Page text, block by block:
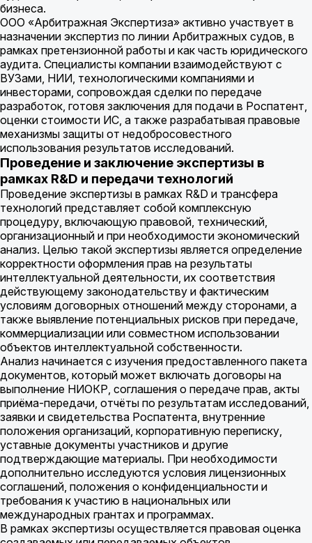
бизнеса.
ООО «Арбитражная Экспертиза» активно участвует в
назначении экспертиз по линии Арбитражных судов, в
рамках претензионной работы и как часть юридического
аудита. Специалисты компании взаимодействуют с
ВУЗами, НИИ, технологическими компаниями и
инвесторами, сопровождая сделки по передаче
разработок, готовя заключения для подачи в Роспатент,
оценки стоимости ИС, а также разрабатывая правовые
механизмы защиты от недобросовестного
использования результатов исследований.
Проведение и заключение экспертизы в
рамках R&D и передачи технологий
Проведение экспертизы в рамках R&D и трансфера
технологий представляет собой комплексную
процедуру, включающую правовой, технический,
организационный и при необходимости экономический
анализ. Целью такой экспертизы является определение
корректности оформления прав на результаты
интеллектуальной деятельности, их соответствия
действующему законодательству и фактическим
условиям договорных отношений между сторонами, а
также выявление потенциальных рисков при передаче,
коммерциализации или совместном использовании
объектов интеллектуальной собственности.
Анализ начинается с изучения предоставленного пакета
документов, который может включать договоры на
выполнение НИОКР, соглашения о передаче прав, акты
приёма-передачи, отчёты по результатам исследований,
заявки и свидетельства Роспатента, внутренние
положения организаций, корпоративную переписку,
уставные документы участников и другие
подтверждающие материалы. При необходимости
дополнительно исследуются условия лицензионных
соглашений, положения о конфиденциальности и
требования к участию в национальных или
международных грантах и программах.
В рамках экспертизы осуществляется правовая оценка